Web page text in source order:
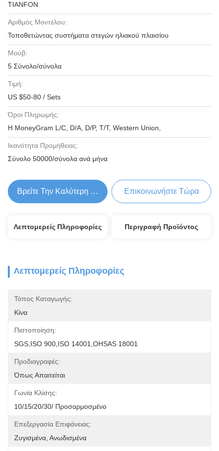
TIANFON
Αριθμός Μοντέλου:
Τοποθετώντας συστήματα στεγών ηλιακού πλαισίου
Μούβ:
5 Σύνολο/σύνολα
Τιμή:
US $50-80 / Sets
Όροι Πληρωμής:
Η MoneyGram L/C, D/A, D/P, T/T, Western Union,
Ικανότητα Προμήθειας:
Σύνολο 50000/σύνολα ανά μήνα
Βρείτε Την Καλύτερη Τιμή Επικοινωνήστε Τώρα
Λεπτομερείς Πληροφορίες Περιγραφή Προϊόντος
Λεπτομερείς Πληροφορίες
Τόπος Καταγωγής:
Κίνα
Πιστοποίηση:
SGS,ISO 900,ISO 14001,OHSAS 18001
Προδιαγραφές:
Όπως Απαιτείται
Γωνία Κλίσης:
10/15/20/30/ Προσαρμοσμένο
Επεξεργασία Επιφάνειας:
Ζυγισμένα, Ανωδισμένα